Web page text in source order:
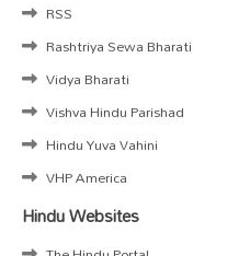
RSS
Rashtriya Sewa Bharati
Vidya Bharati
Vishva Hindu Parishad
Hindu Yuva Vahini
VHP America
Hindu Websites